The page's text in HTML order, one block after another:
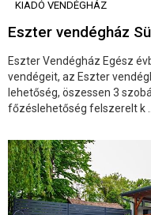
KIADÓ VENDÉGHÁZ
Eszter vendégház
Eszter Vendégház Egész
vendégeit, az Eszter
lehetőség, öszessen 3
főzéslehetőség felszerelt k